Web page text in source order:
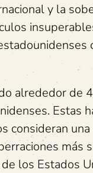
y la
alrededor de
Estas
los Estados